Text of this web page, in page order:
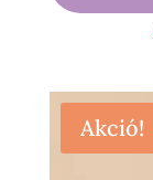
Akció!